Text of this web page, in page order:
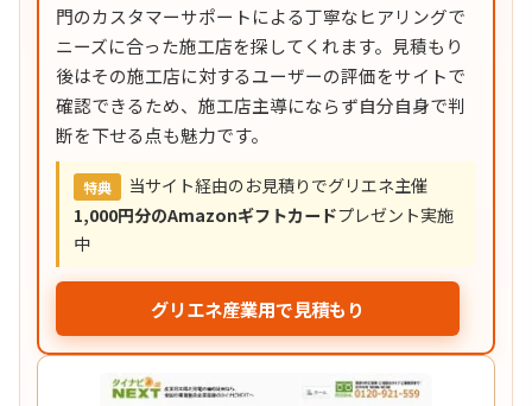
門のカスタマーサポートによる丁寧なヒアリングで
ニーズに合った施工店を探してくれます。見積もり
後はその施工店に対するユーザーの評価をサイトで
確認できるため、施工店主導にならず自分自身で判
断を下せる点も魅力です。
特典
当サイト経由のお見積りでグリエネ主催
1,000円分のAmazonギフトカードプレゼント実施
中
グリエネ産業用で見積もり